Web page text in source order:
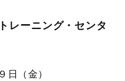
レーニング・センタ
日（金）